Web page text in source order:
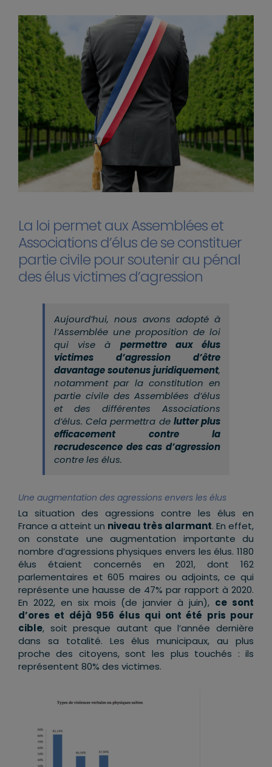
La loi permet aux Assemblées et
Associations d’élus de se constituer
partie civile pour soutenir au pénal
des élus victimes d’agression
Aujourd’hui, nous avons adopté à
l’Assemblée une proposition de loi
qui vise à permettre aux élus
victimes d’agression d’être
davantage soutenus juridiquement,
notamment par la constitution en
partie civile des Assemblées d’élus
et des différentes Associations
d’élus. Cela permettra de lutter plus
efficacement contre la
recrudescence des cas d’agression
contre les élus.
Une augmentation des agressions envers les élus
La situation des agressions contre les élus en
France a atteint un niveau très alarmant. En effet,
on constate une augmentation importante du
nombre d’agressions physiques envers les élus. 1180
élus étaient concernés en 2021, dont 162
parlementaires et 605 maires ou adjoints, ce qui
représente une hausse de 47% par rapport à 2020.
En 2022, en six mois (de janvier à juin), ce sont
d’ores et déjà 956 élus qui ont été pris pour
cible, soit presque autant que l’année dernière
dans sa totalité. Les élus municipaux, au plus
proche des citoyens, sont les plus touchés : ils
représentent 80% des victimes.